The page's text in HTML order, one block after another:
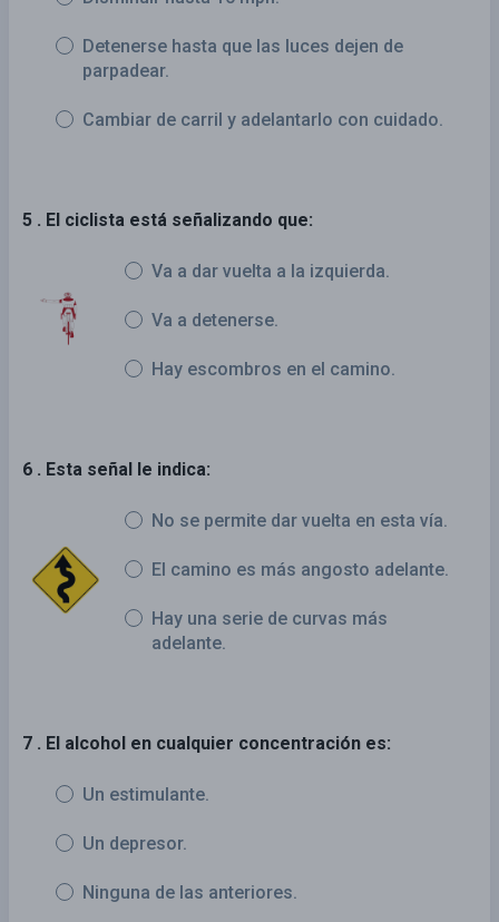
Detenerse hasta que las luces dejen de
parpadear.
Cambiar de carril y adelantarlo con cuidado.
5 . El ciclista está señalizando que:
Va a dar vuelta a la izquierda.
Va a detenerse.
Hay escombros en el camino.
6 . Esta señal le indica:
No se permite dar vuelta en esta vía.
El camino es más angosto adelante.
Hay una serie de curvas más
adelante.
7 . El alcohol en cualquier concentración es:
Un estimulante.
Un depresor.
Ninguna de las anteriores.